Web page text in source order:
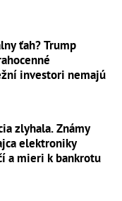
ťah? Trump
investori nemajú
zlyhala. Známy
elektroniky
a mieri k bankrotu